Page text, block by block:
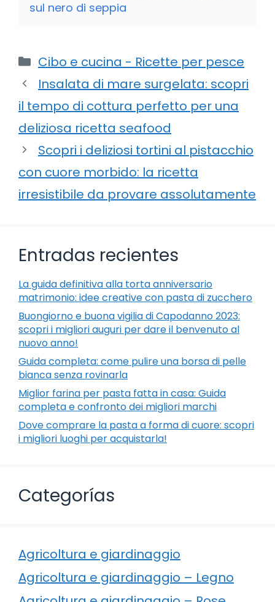
sul nero di seppia
Categorie
Cibo e cucina - Ricette per pesce
Insalata di mare surgelata: scopri
il tempo di cottura perfetto per una
deliziosa ricetta seafood
Scopri i deliziosi tortini al pistacchio
con cuore morbido: la ricetta
irresistibile da provare assolutamente
Entradas recientes
La guida definitiva alla torta anniversario
matrimonio: idee creative con pasta di zucchero
Buongiorno e buona vigilia di Capodanno 2023:
scopri i migliori auguri per dare il benvenuto al
nuovo anno!
Guida completa: come pulire una borsa di pelle
bianca senza rovinarla
Miglior farina per pasta fatta in casa: Guida
completa e confronto dei migliori marchi
Dove comprare la pasta a forma di cuore: scopri
i migliori luoghi per acquistarla!
Categorías
Agricoltura e giardinaggio
Agricoltura e giardinaggio – Legno